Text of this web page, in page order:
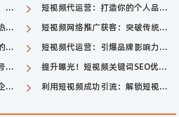
短视频代运营：点亮创意之火，引爆品牌曝光
短视频代运营：打造你的个人品牌和社交影响力
解密短视频代运营，助你打造热门内容！
短视频网络推广获客：突破传统，开启新媒体营销时代
企业短视频运营获客：在短短的视频中吸引潜在客户
短视频代运营：引爆品牌影响力的利器
短视频代运营攻略，让你的账号火起来！
提升曝光！短视频关键词SEO优化助您走上热门
探索短视频代运营模式，打造企业号新生态
利用短视频成功引流：解锁短视频平台的引流秘籍